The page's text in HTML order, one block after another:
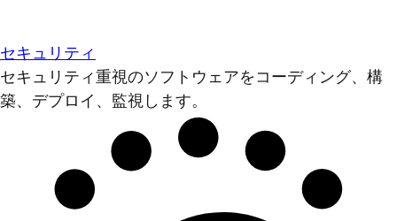
セキュリティ
セキュリティ重視のソフトウェアをコーディング、構
築、デプロイ、監視します。